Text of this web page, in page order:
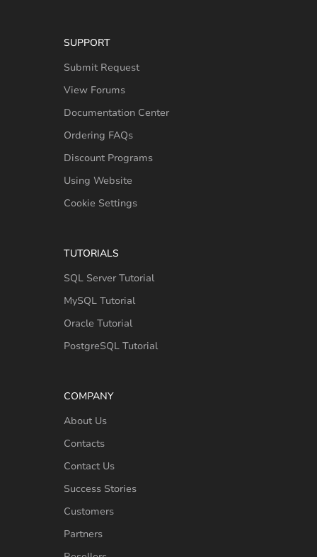
SUPPORT
Submit Request
View Forums
Documentation Center
Ordering FAQs
Discount Programs
Using Website
Cookie Settings
TUTORIALS
SQL Server Tutorial
MySQL Tutorial
Oracle Tutorial
PostgreSQL Tutorial
COMPANY
About Us
Contacts
Contact Us
Success Stories
Customers
Partners